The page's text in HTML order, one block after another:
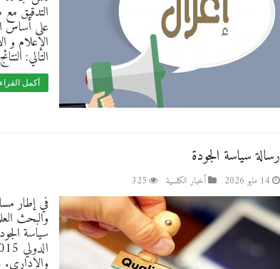
التدقيق
على أساس
الإعلام و
التالي:
أكمل
رسالة سياسة الجودة
14 مايو 2026 أخبار الكلـــية 325
في إطار
سياسة